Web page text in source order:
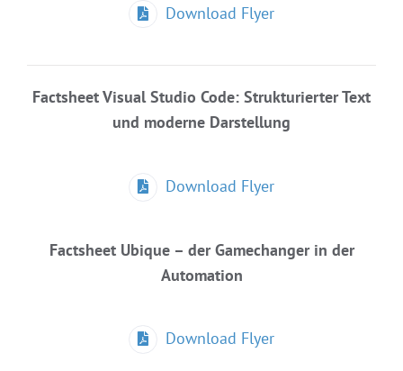
Download Flyer
FactsheetVisual Studio Code: Strukturierter Text
und moderne Darstellung
Download Flyer
Factsheet Ubique – der Gamechanger in der
Automation
Download Flyer